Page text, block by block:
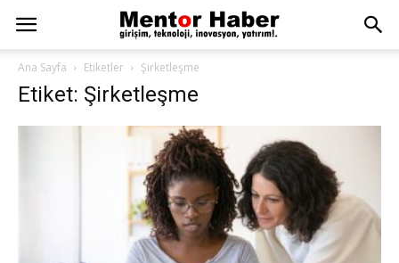
Ana Sayfa Etiketler Şirketleşme
Etiket: Şirketleşme